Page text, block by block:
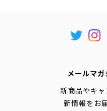
メールマ
新商品やキ
新情報をお